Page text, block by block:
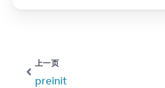
上一页
preinit